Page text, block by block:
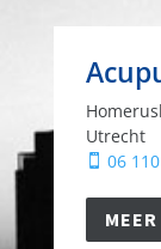
Utrecht
 06